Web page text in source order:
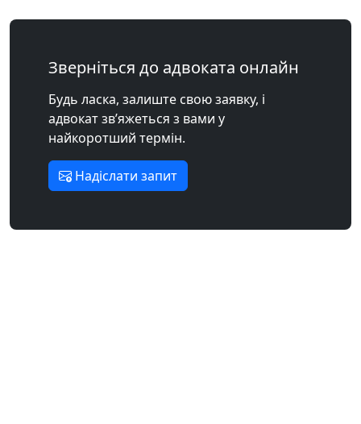
Зверніться до адвоката онлайн
Будь ласка, залиште свою заявку, і
адвокат зв’яжеться з вами у
найкоротший термін.
Надіслати запит